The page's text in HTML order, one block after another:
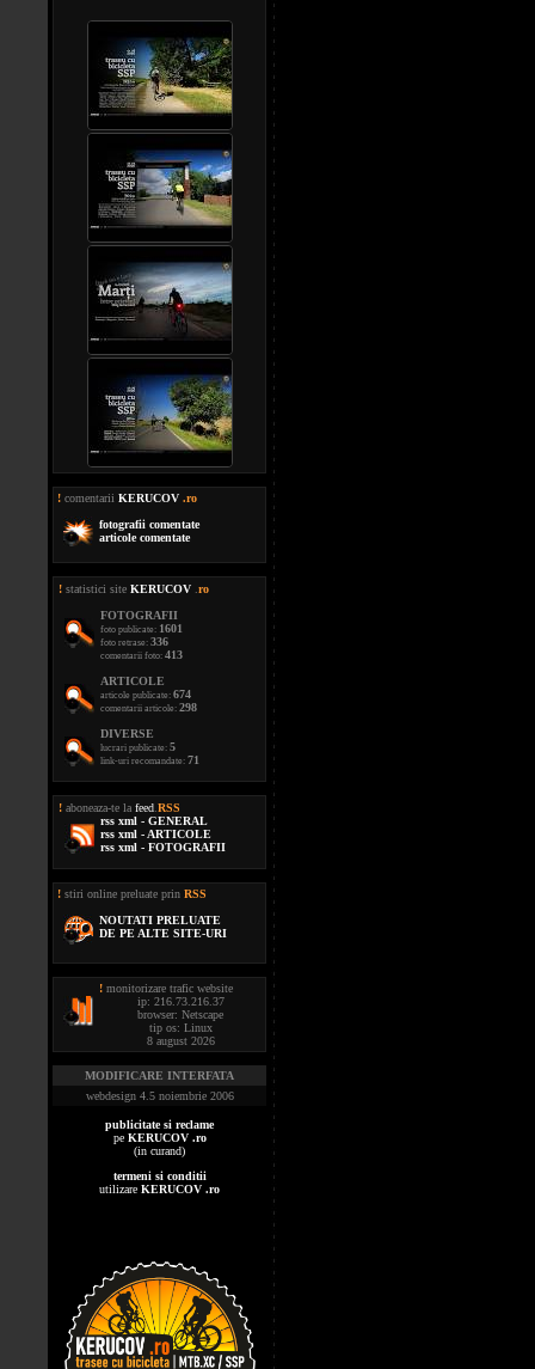
! comentarii KERUCOV .ro
fotografii comentate
articole comentate
! statistici site KERUCOV ro
FOTOGRAFII
foto publicate: 1601
foto retrase: 336
comentarii foto: 413
ARTICOLE
articole publicate: 674
comentarii articole: 298
DIVERSE
lucrari publicate: 5
link-uri recomandate: 71
! aboneaza-te la feed RSS
rss xml - GENERAL
rss xml - ARTICOLE
rss xml - FOTOGRAFII
! stiri online preluate prin RSS
NOUTATI PRELUATE
DE PE ALTE SITE-URI
! monitorizare trafic website
ip: 216.73.216.37
browser: Netscape
tip os: Linux
8 august 2026
MODIFICARE INTERFATA
webdesign 4.5 noiembrie 2006
publicitate si reclame
pe KERUCOV .ro
(in curand)
termeni si conditii
utilizare KERUCOV .ro